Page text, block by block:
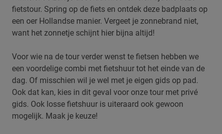
fietstour. Spring op de fiets en ontdek deze badplaats op
een oer Hollandse manier. Vergeet je zonnebrand niet,
want het zonnetje schijnt hier bijna altijd!
Voor wie na de tour verder wenst te fietsen hebben we
een voordelige combi met fietshuur tot het einde van de
dag. Of misschien wil je wel met je eigen gids op pad.
Ook dat kan, kies in dit geval voor onze tour met privé
gids. Ook losse fietshuur is uiteraard ook gewoon
mogelijk. Maak je keuze!